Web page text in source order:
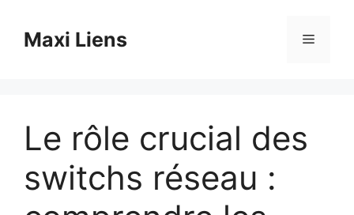
contenuMaxi Liens Menu
Le rôle crucial des
switchs réseau :